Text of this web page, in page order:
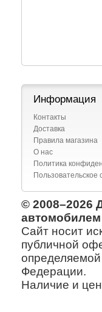
Информация
Контакты
Доставка
Правила магазина
О нас
Политика
Пользовательское
© 2008–2026
Сайт носит
публичной
Федерации.
Наличие и